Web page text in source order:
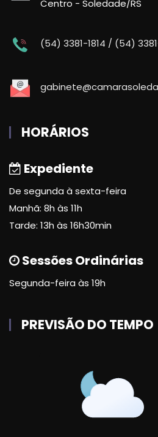
Centro - Soledade/RS
(54) 3381-1814 / (54)
HORÁRIOS
Expediente
De segunda à sexta-feira
Manhã: 8h às 11h
Tarde: 13h às 16h30min
Sessões Ordinárias
Segunda-feira às 19h
PREVISÃO DO TEMPO